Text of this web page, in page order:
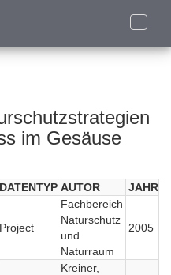
Toggle
im Gesäuse
DATENTYP AUTOR JAHR
Project
Fachbereich
Naturschutz
und
Naturraum
2005
Kreiner,